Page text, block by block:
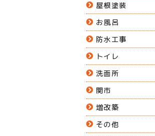
屋根塗装
お風呂
防水工事
トイレ
洗面所
関市
増改築
その他